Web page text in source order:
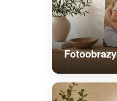
Fotoobrazy